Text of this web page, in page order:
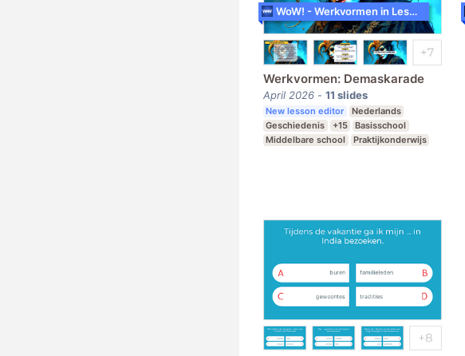
Werkvormen: Demaskarade
April 2026 - 11 slides
New lesson editor
Nederlands
Geschiedenis
+15
Basisschool
Middelbare school
Praktijkonderwijs
WoW! - Werkvormen in LessonUp